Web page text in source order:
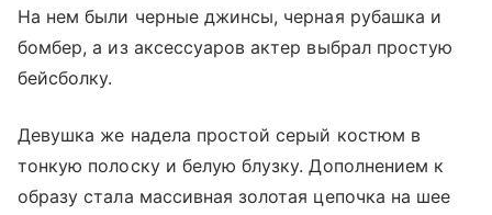
На нем были черные джинсы, черная рубашка и
бомбер, а из аксессуаров актер выбрал простую
бейсболку.
Девушка же надела простой серый костюм в
тонкую полоску и белую блузку. Дополнением к
образу стала массивная золотая цепочка на шее